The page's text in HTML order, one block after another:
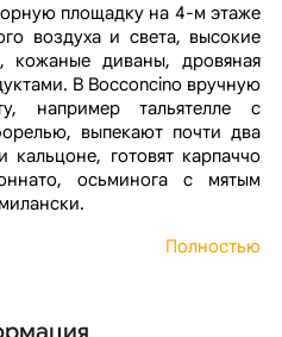
площадку на 4-м этаже
воздуха и света, высокие
кожаные диваны, дровяная
В Bocconcino вручную
например тальятелле с
выпекают почти два
готовят карпаччо
осьминога с мятым
Полностью